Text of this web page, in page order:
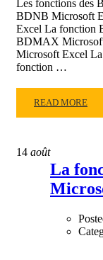
Les fonctions des
BDNB Microsoft
Excel La fonction
BDMAX
Microsoft Excel
fonction …
READ
MORE
FONCTION
BDMIN
MICROSOFT
READ MORE
14 août
La